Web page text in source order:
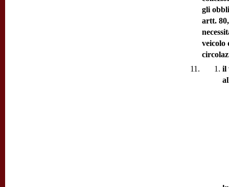
gli
artt.
veicolo
il